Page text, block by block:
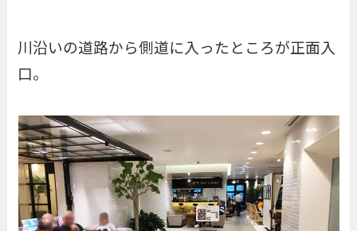
川沿いの道路から側道に入ったところが正面入
口。